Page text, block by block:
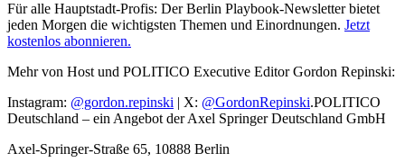
Für alle Hauptstadt-Profis: Der Berlin Playbook-Newsletter bietet
jeden Morgen die wichtigsten Themen und Einordnungen. Jetzt
kostenlos abonnieren.
Mehr von Host und POLITICO Executive Editor Gordon Repinski:
Instagram: @gordon.repinski | X: @GordonRepinski.POLITICO
Deutschland – ein Angebot der Axel Springer Deutschland GmbH
Axel-Springer-Straße 65, 10888 Berlin